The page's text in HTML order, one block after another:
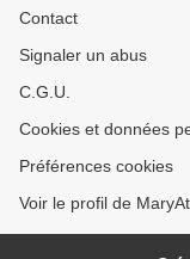
Contact
Signaler un abus
C.G.U.
Cookies et données
Préférences cookies
Voir le profil de